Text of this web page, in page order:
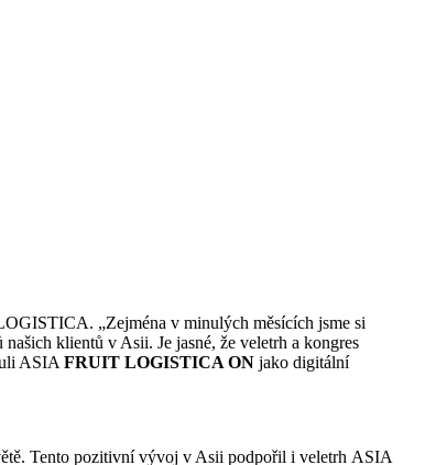
„Zejména v minulých měsících jsme si
klientů v Asii. Je jasné, že veletrh a kongres
ASIA FRUIT LOGISTICA ON jako digitální
Tento pozitivní vývoj v Asii podpořil i veletrh ASIA